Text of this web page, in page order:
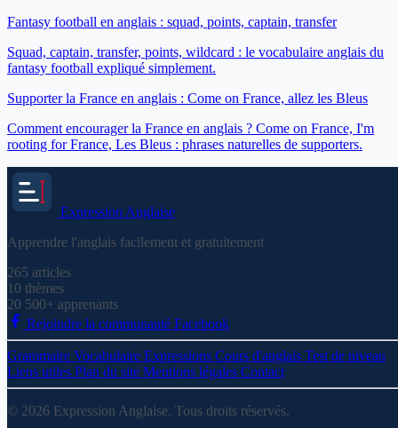
Fantasy football en anglais : squad, points, captain, transfer
Squad, captain, transfer, points, wildcard : le vocabulaire anglais du
fantasy football expliqué simplement.
Supporter la France en anglais : Come on France, allez les Bleus
Comment encourager la France en anglais ? Come on France, I'm
rooting for France, Les Bleus : phrases naturelles de supporters.
Expression Anglaise
Apprendre l'anglais facilement et gratuitement
265 articles
10 thèmes
20 500+ apprenants
Rejoindre la communauté Facebook
Grammaire Vocabulaire Expressions Cours d'anglais Test de niveau
Liens utiles Plan du site Mentions légales Contact
© 2026 Expression Anglaise. Tous droits réservés.